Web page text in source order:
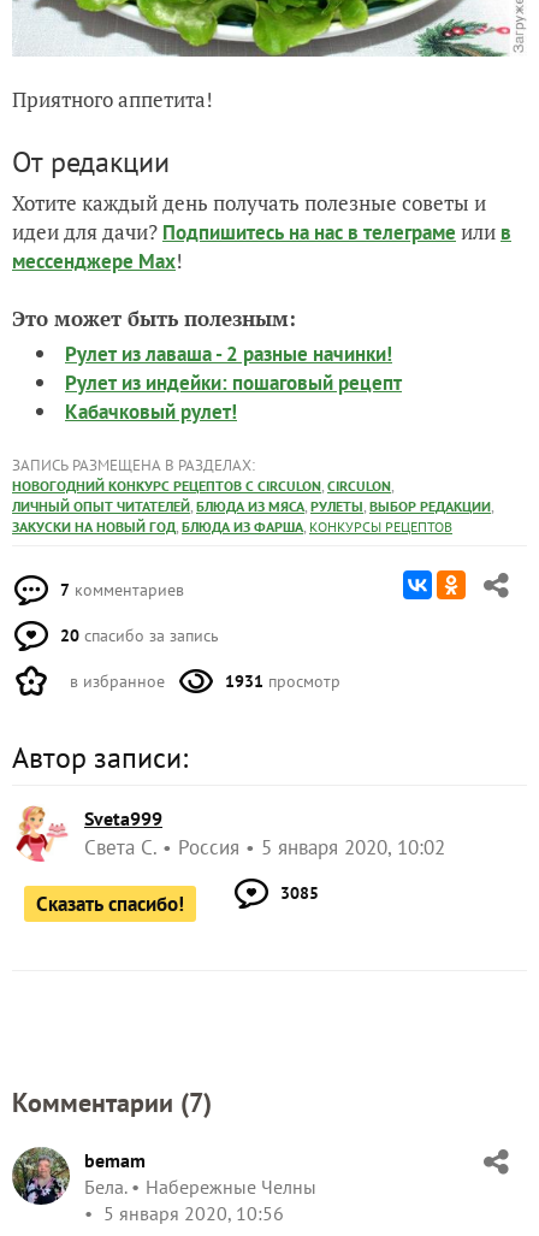
Приятного аппетита!
От редакции
Хотите каждый день получать полезные советы и
идеи для дачи? Подпишитесь на нас в телеграме или в
мессенджере Max!
Это может быть полезным:
Рулет из лаваша - 2 разные начинки!
Рулет из индейки: пошаговый рецепт
Кабачковый рулет!
ЗАПИСЬ РАЗМЕЩЕНА В РАЗДЕЛАХ:
НОВОГОДНИЙ КОНКУРС РЕЦЕПТОВ С CIRCULON, CIRCULON,
ЛИЧНЫЙ ОПЫТ ЧИТАТЕЛЕЙ, БЛЮДА ИЗ МЯСА, РУЛЕТЫ, ВЫБОР РЕДАКЦИИ,
ЗАКУСКИ НА НОВЫЙ ГОД, БЛЮДА ИЗ ФАРША, КОНКУРСЫ РЕЦЕПТОВ
7 комментариев
20 спасибо за запись
в избранное 1931 просмотр
Автор записи:
Sveta999
Света С. Россия 5 января 2020, 10:02
Сказать спасибо! 3085
Комментарии (7)
bemam
Бела.
Набережные Челны
5 января 2020, 10:56